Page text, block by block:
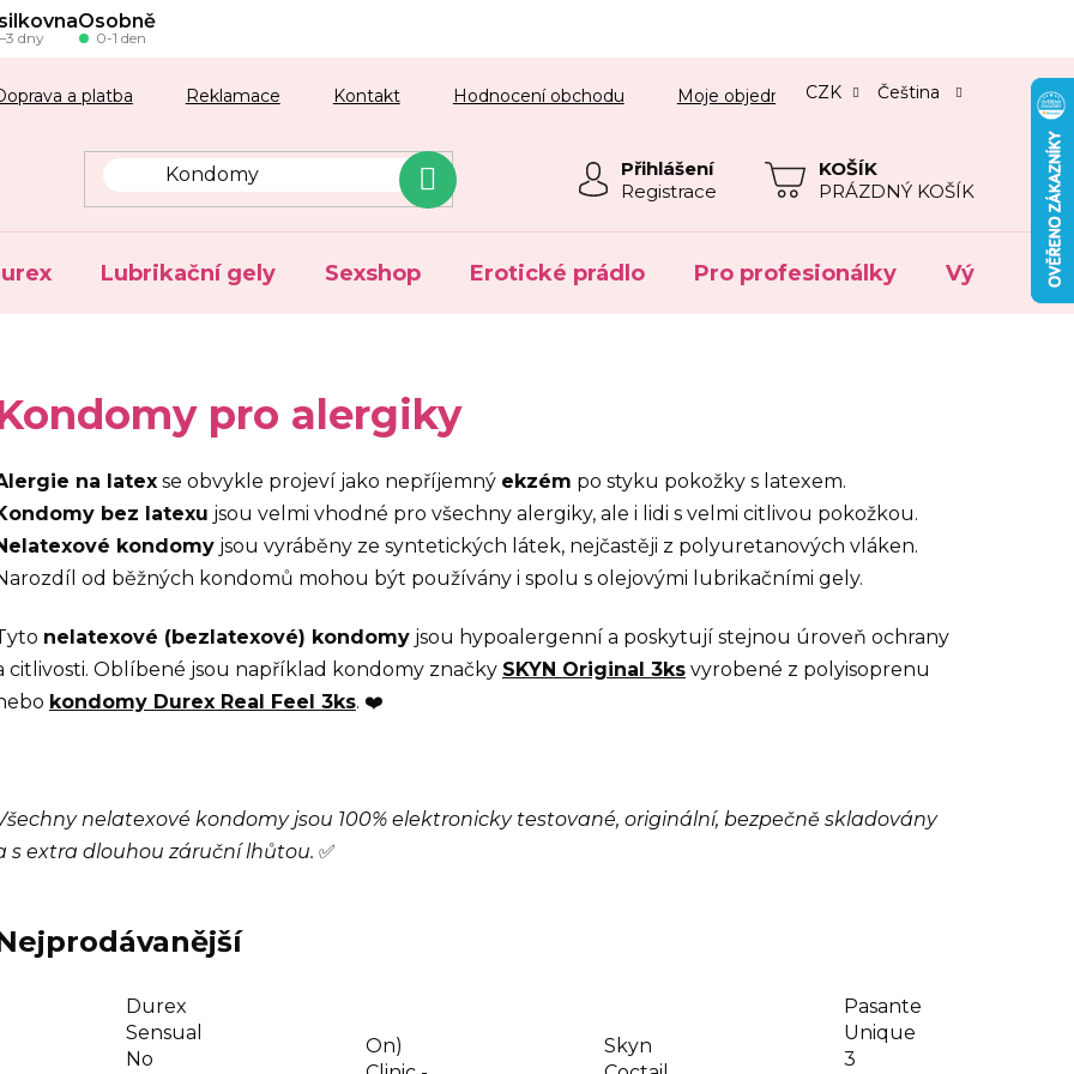
dny
Osobně
0-1 den
a platba Reklamace Kontakt Hodnocení obchodu Moje objednávkaCZK Čeština
Přihlášení
Registrace
NÁKUPNÍPRÁZDNÝ KOŠÍK
Lubrikační gely Sexshop Erotické prádlo Pro profesionálky Výprodej
pro alergiky
na latex se obvykle projeví jako nepříjemný ekzém po styku pokožky s latexem.
bez latexu jsou velmi vhodné pro všechny alergiky, ale i lidi s velmi citlivou pokožkou.
kondomy jsou vyráběny ze syntetických látek, nejčastěji z polyuretanových vláken.
od běžných kondomů mohou být používány i spolu s olejovými lubrikačními gely.
nelatexové (bezlatexové) kondomy jsou hypoalergenní a poskytují stejnou úroveň ochrany
citlivosti. Oblíbené jsou například kondomy značky SKYN Original 3ks vyrobené z polyisoprenu
kondomy Durex Real Feel 3ks. ❤️
nelatexové kondomy jsou 100% elektronicky testované, originální, bezpečně skladovány
s extra dlouhou záruční lhůtou. ✅
Durex
Sensual
No
On)
Skyn
Pasante
Unique
3